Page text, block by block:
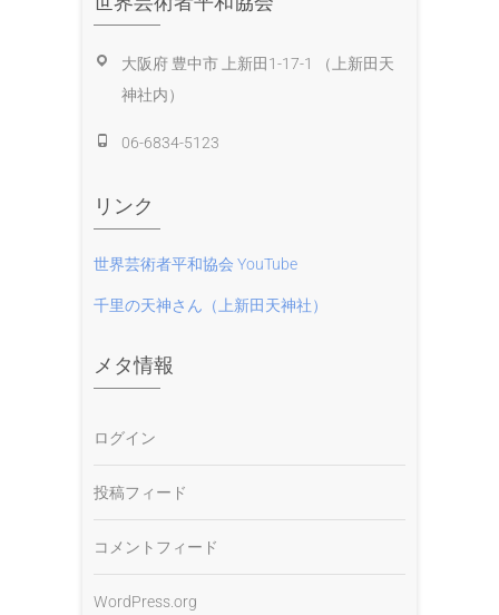
大阪府 豊中市 上新田1-17-1 （上新田天
神社内）
06-6834-5123
リンク
世界芸術者平和協会 YouTube
千里の天神さん（上新田天神社）
メタ情報
ログイン
投稿フィード
コメントフィード
WordPress.org